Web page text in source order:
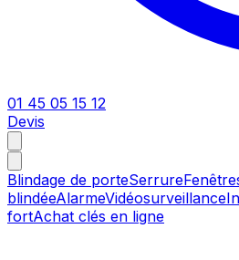
01 45 05 15 12
Devis
Blindage de porteSerrure
blindéeAlarmeVidéosurveillance
fortAchat clés en ligne